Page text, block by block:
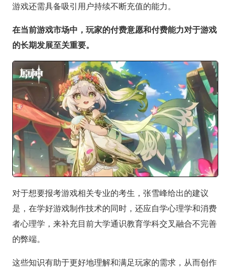
游戏还需具备吸引用户持续不断充值的能力。
在当前游戏市场中，玩家的付费意愿和付费能力对于游戏
的长期发展至关重要。
对于想要报考游戏相关专业的考生，张雪峰给出的建议
是，在学好游戏制作技术的同时，还应自学心理学和消费
者心理学，来补充目前大学通识教育学科交叉融合不完善
的弊端。
这些知识有助于更好地理解和满足玩家的需求，从而创作